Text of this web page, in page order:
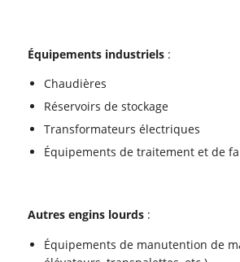
Équipements industriels:
Chaudières
Réservoirs de stockage
Transformateurs électriques
Équipements de traitement et de
Autres engins lourds:
Équipements de manutention de